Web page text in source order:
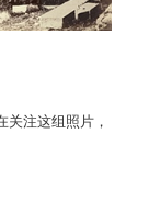
关注这组照片，